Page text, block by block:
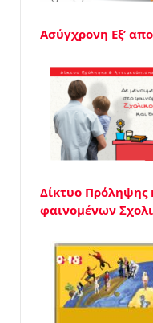
Ασύγχρονη Εξ’
Δίκτυο Πρόληψης
φαινομένων